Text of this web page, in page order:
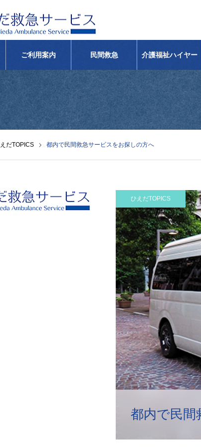
ご利用案内 民間救急 介護福祉ハイヤー
だTOPICS 都内で民間救急サービスをお探しの方へ
ひえだTOPICS
都内で民間